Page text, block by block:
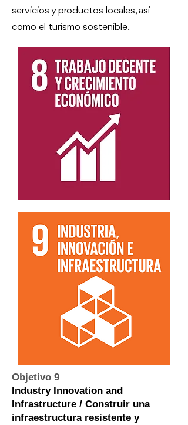
servicios y productos locales, así
como el turismo sostenible.
Objetivo 9
Industry Innovation and
Infrastructure / Construir una
infraestructura resistente y